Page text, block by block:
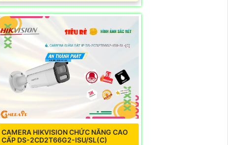
CAMERA HIKVISION CHỨC NĂNG CAO
CẤP DS-2CD2T66G2-ISU/SL(C)